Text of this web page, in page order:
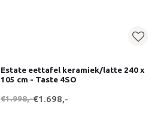
Estate eettafel keramiek/latte 240 x
105 cm - Taste 4SO
€1.998,-€1.698,-